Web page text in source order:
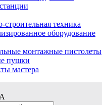
техника
оборудование
монтажные пистолеты
пушки
мастера